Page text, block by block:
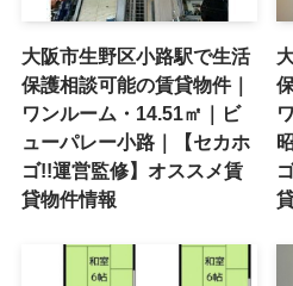
大阪市生野区小路駅で生活
保護相談可能の賃貸物件｜
ワンルーム・14.51㎡｜ビ
ューパレー小路｜【セカホ
ゴ!!運営監修】オススメ賃
貸物件情報